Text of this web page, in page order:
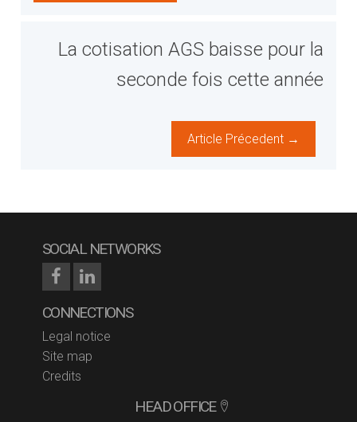
La cotisation AGS baisse pour la
seconde fois cette année
Article Précedent →
SOCIAL NETWORKS
CONNECTIONS
Legal notice
Site map
Credits
HEAD OFFICE